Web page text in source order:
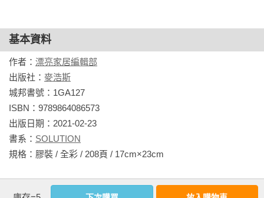
基本資料
作者： 漂亮家居編輯部
出版社： 麥浩斯
城邦書號：1GA127
ISBN：9789864086573
出版日期：2021-02-23
書系： SOLUTION
規格：膠裝 / 全彩 / 208頁 / 17cm×23cm
相關書籍